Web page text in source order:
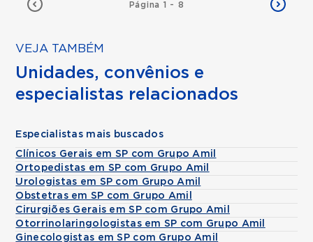
Página 1 - 8
VEJA TAMBÉM
Unidades, convênios e
especialistas relacionados
Especialistas mais buscados
Clínicos Gerais em SP com Grupo Amil
Ortopedistas em SP com Grupo Amil
Urologistas em SP com Grupo Amil
Obstetras em SP com Grupo Amil
Cirurgiões Gerais em SP com Grupo Amil
Otorrinolaringologistas em SP com Grupo Amil
Ginecologistas em SP com Grupo Amil